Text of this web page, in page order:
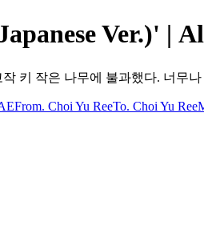
Ver.)' |
키 작은 나무에 불과했다. 너무
From. Choi Yu ReeTo. Choi Yu Ree